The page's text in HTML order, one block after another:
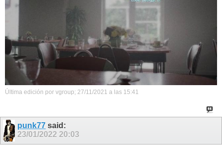
Última edición por vgroup; 27/11/2021 a las 15:41
punk77 said:
23/01/202220:03